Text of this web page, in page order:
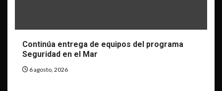
Continúa entrega de equipos del programa
Seguridad en el Mar
6 agosto, 2026